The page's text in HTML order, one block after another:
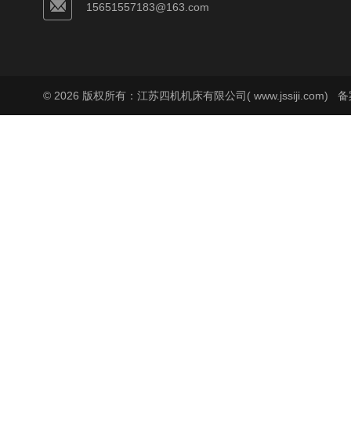
15651557183@163.com
© 2026 版权所有：江苏四机机床有限公司( www.jssiji.com) 备